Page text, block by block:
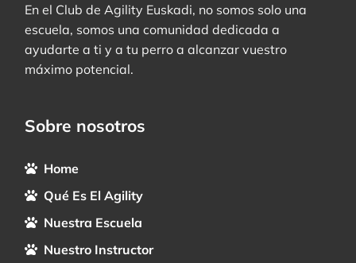
En el Club de Agility Euskadi, no somos solo una
escuela, somos una comunidad dedicada a
ayudarte a ti y a tu perro a alcanzar vuestro
máximo potencial.
Sobre nosotros
Home
Qué Es El Agility
Nuestra Escuela
Nuestro Instructor